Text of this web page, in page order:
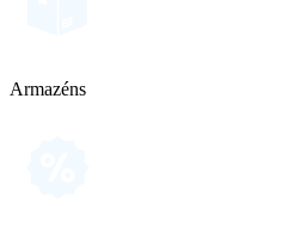
Armazéns